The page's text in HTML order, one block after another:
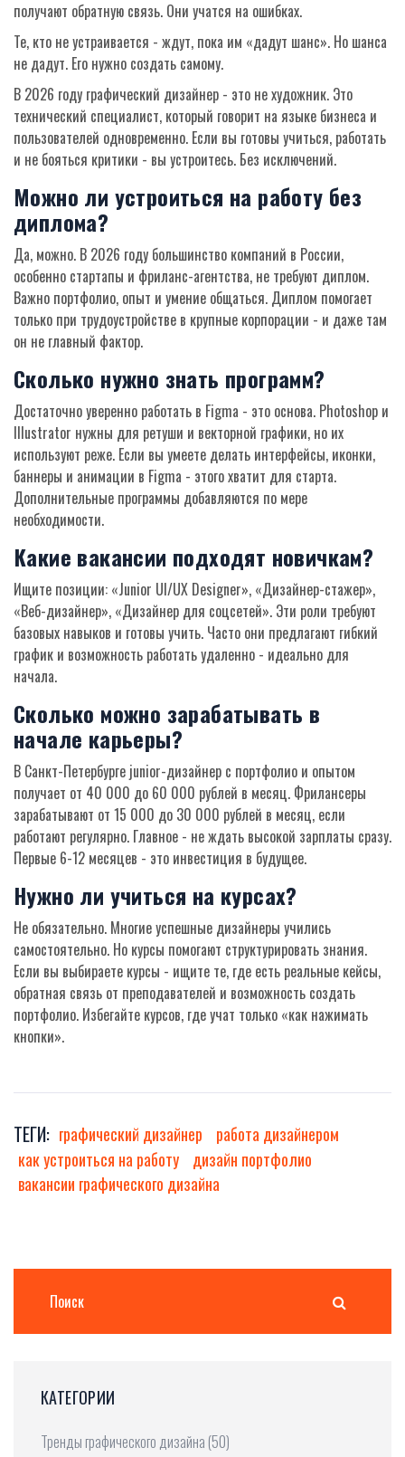
получают обратную связь. Они учатся на ошибках.
Те, кто не устраивается - ждут, пока им «дадут шанс». Но шанса
не дадут. Его нужно создать самому.
В 2026 году графический дизайнер - это не художник. Это
технический специалист, который говорит на языке бизнеса и
пользователей одновременно. Если вы готовы учиться, работать
и не бояться критики - вы устроитесь. Без исключений.
Можно ли устроиться на работу без
диплома?
Да, можно. В 2026 году большинство компаний в России,
особенно стартапы и фриланс-агентства, не требуют диплом.
Важно портфолио, опыт и умение общаться. Диплом помогает
только при трудоустройстве в крупные корпорации - и даже там
он не главный фактор.
Сколько нужно знать программ?
Достаточно уверенно работать в Figma - это основа. Photoshop и
Illustrator нужны для ретуши и векторной графики, но их
используют реже. Если вы умеете делать интерфейсы, иконки,
баннеры и анимации в Figma - этого хватит для старта.
Дополнительные программы добавляются по мере
необходимости.
Какие вакансии подходят новичкам?
Ищите позиции: «Junior UI/UX Designer», «Дизайнер-стажер»,
«Веб-дизайнер», «Дизайнер для соцсетей». Эти роли требуют
базовых навыков и готовы учить. Часто они предлагают гибкий
график и возможность работать удаленно - идеально для
начала.
Сколько можно зарабатывать в
начале карьеры?
В Санкт-Петербурге junior-дизайнер с портфолио и опытом
получает от 40 000 до 60 000 рублей в месяц. Фрилансеры
зарабатывают от 15 000 до 30 000 рублей в месяц, если
работают регулярно. Главное - не ждать высокой зарплаты сразу.
Первые 6-12 месяцев - это инвестиция в будущее.
Нужно ли учиться на курсах?
Не обязательно. Многие успешные дизайнеры учились
самостоятельно. Но курсы помогают структурировать знания.
Если вы выбираете курсы - ищите те, где есть реальные кейсы,
обратная связь от преподавателей и возможность создать
портфолио. Избегайте курсов, где учат только «как нажимать
кнопки».
ТЕГИ: графический дизайнер
работа дизайнером
как устроиться на работу
дизайн портфолио
вакансии графического дизайна
КАТЕГОРИИ
Тренды графического дизайна (50)